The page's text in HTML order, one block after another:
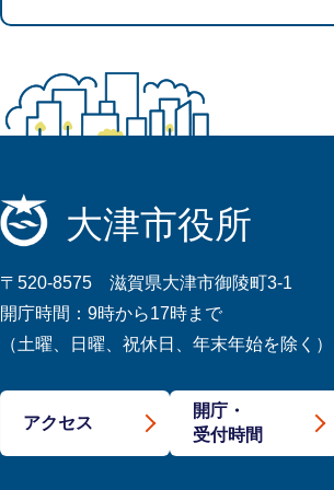
大津市役所
〒520-8575 滋賀県大津市御陵町3-1
開庁時間：9時から17時まで
（土曜、日曜、祝休日、年末年始を除く）
アクセス
開庁・
受付時間